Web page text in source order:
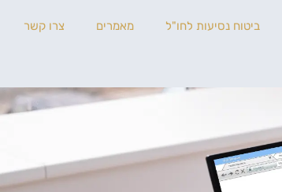
ביטוח נסיעות לחו"ל מאמרים צרו קשר